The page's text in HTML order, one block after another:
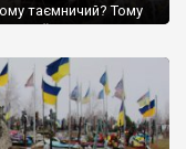
таємничий? Тому
до сусідньої
і козаки-